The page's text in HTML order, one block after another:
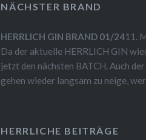
NÄCHSTER BRAND
HERRLICH GIN BRAND 01/2411.
Da der aktuelle HERRLICH GIN
jetzt den nächsten BATCH. Auch
gehen wieder langsam zu neige,
HERRLICHE BEITRÄGE